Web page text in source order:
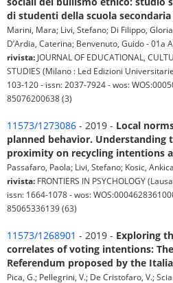
di studenti della scuola
Marini, Mara; Livi, Stefano; Di Filippo,
D’Ardia, Caterina; Benvenuto, Guido - 01a
rivista: JOURNAL OF EDUCATIONAL,
STUDIES (Milano : Led Edizioni
103-120 - issn: 2037-7924 - wos:
85076200638 (3)
11573/1273086 - 2019 - Local
planned behavior. Understanding
proximity on recycling intentions
Passafaro, Paola; Livi, Stefano; Kosic,
rivista: FRONTIERS IN PSYCHOLOGY
issn: 1664-1078 - wos:
85065336139 (63)
11573/1268901 - 2019 - Exploring
correlates of voting intentions:
Referendum proposed by the
Pica, G.; Pellegrini, V.; De Cristofaro, V.;